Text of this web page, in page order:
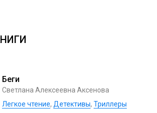
Беги
Светлана Алексеевна Аксенова
Легкое чтение, Детективы, Триллеры